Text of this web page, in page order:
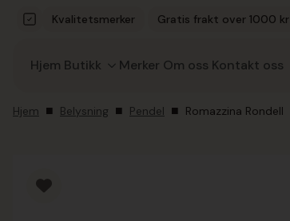
Kvalitetsmerker
Gratis frakt over 1000 kr
Hjem Butikk Merker Om oss Kontakt oss
Hjem Belysning Pendel Romazzina Rondell